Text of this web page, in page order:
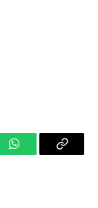
WhatsAppCopy